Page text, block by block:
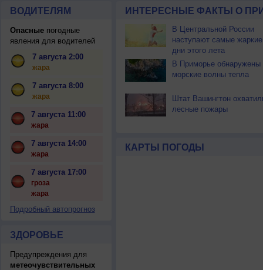
ВОДИТЕЛЯМ
Опасныепогодные
явления для водителей
7 августа 2:00
жара
7 августа 8:00
жара
7 августа 11:00
жара
7 августа 14:00
жара
7 августа 17:00
гроза
жара
Подробный автопрогноз
ЗДОРОВЬЕ
Предупреждения для
метеочувствительных
ИНТЕРЕСНЫЕ ФАКТЫ О
В Центральной России
наступают самые жаркие
дни этого лета
В Приморье обнаружены
морские волны тепла
Штат Вашингтон
лесные пожары
КАРТЫ ПОГОДЫ